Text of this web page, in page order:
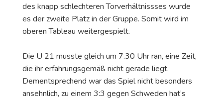
des knapp schlechteren Torverhältnissses wurde
es der zweite Platz in der Gruppe. Somit wird im
oberen Tableau weitergespielt.
Die U 21 musste gleich um 7.30 Uhr ran, eine Zeit,
die ihr erfahrungsgemäß nicht gerade liegt.
Dementsprechend war das Spiel nicht besonders
ansehnlich, zu einem 3:3 gegen Schweden hat’s